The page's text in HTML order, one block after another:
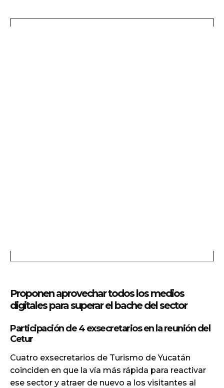
Proponen aprovechar todos los medios
digitales para superar el bache del sector
Participación de 4 exsecretarios en la reunión del
Cetur
Cuatro exsecretarios de Turismo de Yucatán
coinciden en que la vía más rápida para reactivar
ese sector y atraer de nuevo a los visitantes al